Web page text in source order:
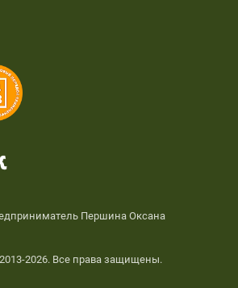
Першина Оксана
2013-2026. Все права защищены.